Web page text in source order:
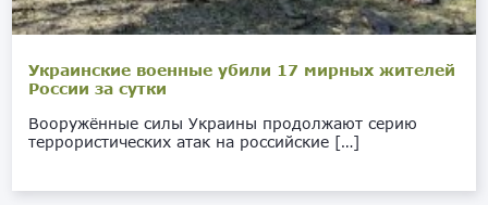
Украинские военные убили 17 мирных жителей
России за сутки
Вооружённые силы Украины продолжают серию
террористических атак на российские […]